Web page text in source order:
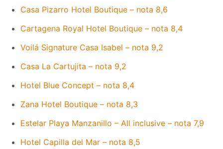
Casa Pizarro Hotel Boutique – nota 8,6
Cartagena Royal Hotel Boutique – nota 8,4
Voilá Signature Casa Isabel – nota 9,2
Casa La Cartujita – nota 9,2
Hotel Blue Concept – nota 8,4
Zana Hotel Boutique – nota 8,3
Estelar Playa Manzanillo – All inclusive – nota 7,9
Hotel Capilla del Mar – nota 8,5